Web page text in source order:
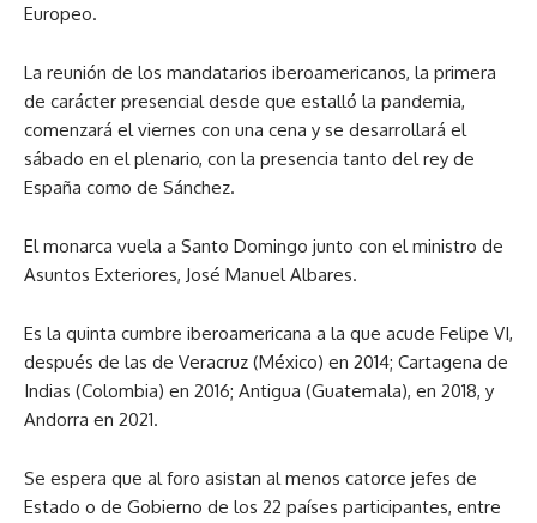
Europeo.
La reunión de los mandatarios iberoamericanos, la primera
de carácter presencial desde que estalló la pandemia,
comenzará el viernes con una cena y se desarrollará el
sábado en el plenario, con la presencia tanto del rey de
España como de Sánchez.
El monarca vuela a Santo Domingo junto con el ministro de
Asuntos Exteriores, José Manuel Albares.
Es la quinta cumbre iberoamericana a la que acude Felipe VI,
después de las de Veracruz (México) en 2014; Cartagena de
Indias (Colombia) en 2016; Antigua (Guatemala), en 2018, y
Andorra en 2021.
Se espera que al foro asistan al menos catorce jefes de
Estado o de Gobierno de los 22 países participantes, entre